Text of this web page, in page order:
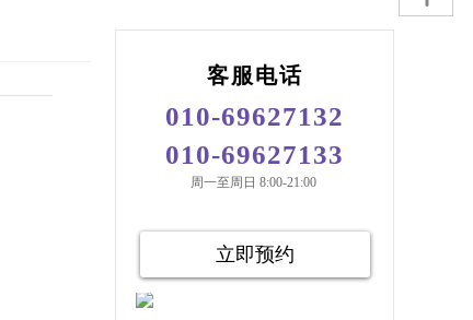
立即预约
客服电话
010-69627132
010-69627133
周一至周日 8:00-21:00